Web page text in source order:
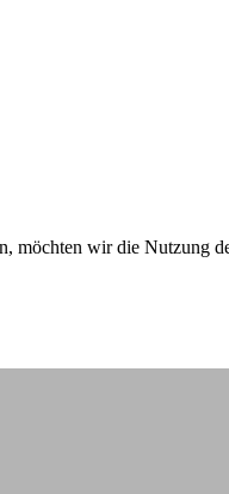
möchten wir die Nutzung